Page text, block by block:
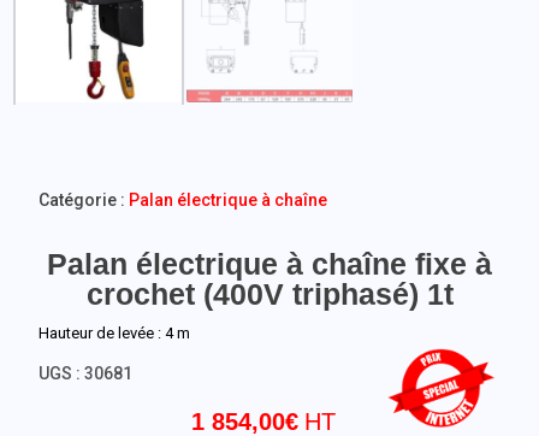
Palan électrique à chaîne fixe à
crochet (400V triphasé) 1t
1 854,00€
Hauteur de levée : 4 m
UGS :30681
Catégorie : Palan électrique à chaîne